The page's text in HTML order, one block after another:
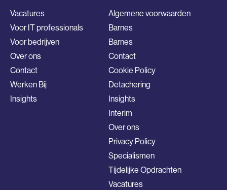
Vacatures
Voor IT professionals
Voor bedrijven
Over ons
Contact
Werken Bij
Insights
Algemene voorwaarden
Barnes
Barnes
Contact
Cookie Policy
Detachering
Insights
Interim
Over ons
Privacy Policy
Specialismen
Tijdelijke Opdrachten
Vacatures